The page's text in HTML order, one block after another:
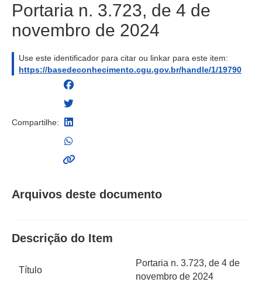
Portaria n. 3.723, de 4 de
novembro de 2024
Use este identificador para citar ou linkar para este item:
https://basedeconhecimento.cgu.gov.br/handle/1/19790
Compartilhe:
Arquivos deste documento
Descrição do Item
Título
Portaria n. 3.723, de 4 de
novembro de 2024